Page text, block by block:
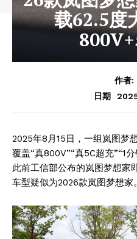
载62.5度
作者:
日期
2025年8月15日，一组岚图梦
覆盖“真800V”“真5C超充”“1
此前工信部公布的岚图梦想家
车型疑似为2026款岚图梦想家。